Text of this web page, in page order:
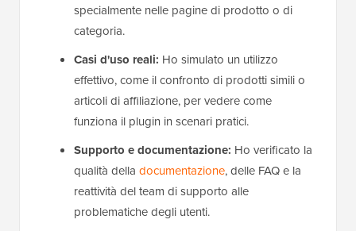
specialmente nelle pagine di prodotto o di
categoria.
Casi d'uso reali: Ho simulato un utilizzo
effettivo, come il confronto di prodotti simili o
articoli di affiliazione, per vedere come
funziona il plugin in scenari pratici.
Supporto e documentazione: Ho verificato la
qualità della documentazione, delle FAQ e la
reattività del team di supporto alle
problematiche degli utenti.